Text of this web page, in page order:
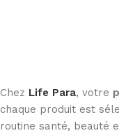
Chez Life Para, votre
chaque produit est
routine santé, beauté